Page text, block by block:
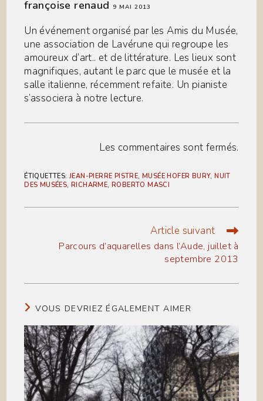
françoise renaud 9 MAI 2013
Un événement organisé par les Amis du Musée,
une association de Lavérune qui regroupe les
amoureux d’art.. et de littérature. Les lieux sont
magnifiques, autant le parc que le musée et la
salle italienne, récemment refaite. Un pianiste
s’associera à notre lecture.
Les commentaires sont fermés.
ÉTIQUETTES:JEAN-PIERRE PISTRE, MUSÉE HOFER BURY, NUIT
DES MUSÉES, RICHARME, ROBERTO MASCI
Article suivant
Parcours d’aquarelles dans l’Aude, juillet à
septembre 2013
VOUS DEVRIEZ ÉGALEMENT AIMER